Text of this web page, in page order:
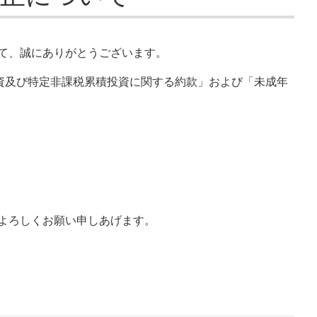
誠にありがとうございます。
び特定非課税累積投資に関する約款」および「未成年
しくお願い申しあげます。